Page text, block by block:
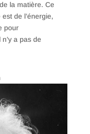
la matière. Ce
de l’énergie,
pour
a pas de